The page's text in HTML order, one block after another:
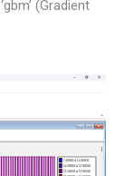
(Gradient